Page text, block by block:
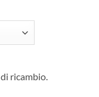
ricambio.